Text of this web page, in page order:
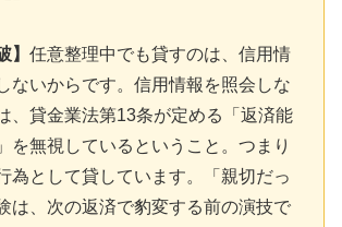
】 任意整理中でも貸すのは、信用情
ないからです。信用情報を照会しな
、貸金業法第13条が定める「返済能
を無視しているということ。つまり
為として貸しています。「親切だっ
は、次の返済で豹変する前の演技で